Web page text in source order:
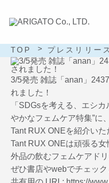
TOP プレスリリー
3/5発売 雑誌「anan」
れました！
「SDGsを考える、エシ
やかなフェムケア特集”に、
Tant RUX ONEを紹介いた
Tant RUX ONEは頑張る
外品の飲むフェムケアドリ
ぜひ書店やwebでチェック